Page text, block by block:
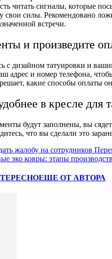
читать сигналы, которые
свои силы. Рекомендовано
встречи.
и произведите
с дизайном татуировки и
адрес и номер телефона,
решает, какие способы
в кресле для
будут заполнены, вы
что вы сделали это
жалобу на сотрудников
эко ковры: этапы
ЕЩЕ ОТ АВТОРА